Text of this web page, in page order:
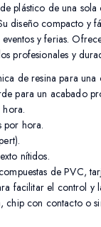
plástico de una
diseño compacto y
y ferias.
profesionales y
de resina para
para un acabado
por hora.
nítidos.
de PVC,
facilitar el control y
con contacto o